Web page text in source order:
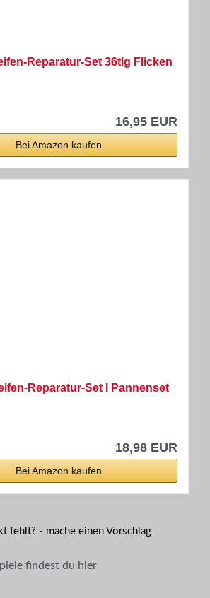
Reparatur-Set 36tlg Flicken
16,95 EUR
Bei Amazon kaufen
Reparatur-Set I Pannenset
18,98 EUR
Bei Amazon kaufen
fehlt? - mache einen Vorschlag
findest du hier